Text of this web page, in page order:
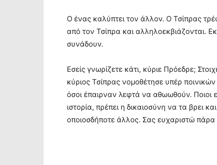
Ο ένας καλύπτει τον άλλον. Ο Τσίπρας
από τον Τσίπρα και αλληλοεκβιάζονται.
συνάδουν.
Εσείς γνωρίζετε κάτι, κύριε Πρόεδρε;
κύριος Τσίπρας νομοθέτησε υπέρ
όσοι έπαιρναν λεφτά να αθωωθούν. Ποιοι
ιστορία, πρέπει η δικαιοσύνη να τα βρει
οποιοσδήποτε άλλος. Σας ευχαριστώ